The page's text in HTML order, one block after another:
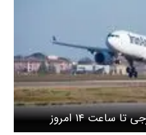
ساعت ۱۴ امروز